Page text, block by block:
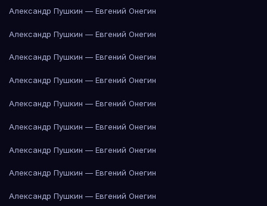
Александр Пушкин — Евгений Онегин
Александр Пушкин — Евгений Онегин
Александр Пушкин — Евгений Онегин
Александр Пушкин — Евгений Онегин
Александр Пушкин — Евгений Онегин
Александр Пушкин — Евгений Онегин
Александр Пушкин — Евгений Онегин
Александр Пушкин — Евгений Онегин
Александр Пушкин — Евгений Онегин